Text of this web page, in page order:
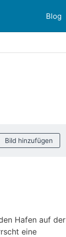
Blog
Bild hinzufügen
Hafen auf der
eine